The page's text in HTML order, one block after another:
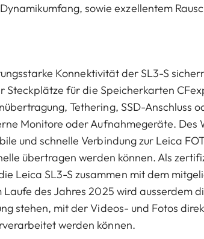
sowie exzellentem
Konnektivität der SL3-S
für die Speicherkarten
Tethering, SSD-Anschluss
Monitore oder Aufnahmegeräte. Des
und schnelle Verbindung zur Leica
übertragen werden können. Als
Leica SL3-S zusammen mit dem
Laufe des Jahres 2025 wird ausserdem
stehen, mit der Videos- und Fotos
werden können.